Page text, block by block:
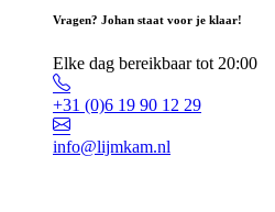
Vragen? Johan staat voor je klaar!
Elke dag bereikbaar tot 20:00
+31 (0)6 19 90 12 29
info@lijmkam.nl